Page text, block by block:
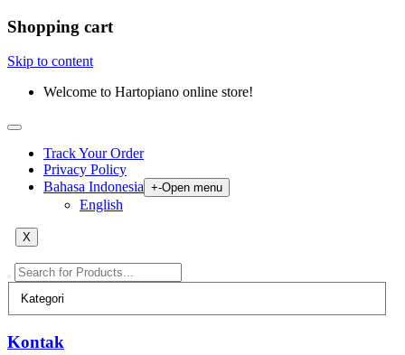
Shopping cart
Skip to content
Welcome to Hartopiano online store!
Track Your Order
Privacy Policy
Bahasa Indonesia +-Open menu
English
X
Kontak